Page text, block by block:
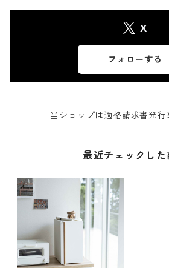
X
フォローする
当ショップは適格請求書発行
最近チェックした